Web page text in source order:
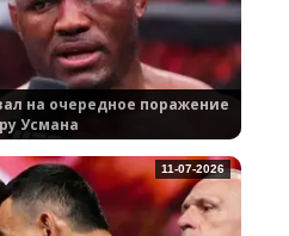
на очередное поражение
Усмана
11-07-2026